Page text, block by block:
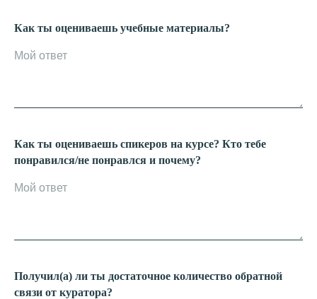
Как ты оцениваешь учебные материалы?
Как ты оцениваешь спикеров на курсе? Кто тебе
понравился/не понравлся и почему?
Получил(а) ли ты достаточное количество обратной
связи от куратора?